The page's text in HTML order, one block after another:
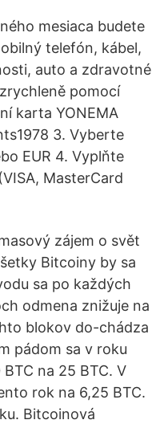
mesiaca budete
telefón, kábel,
auto a zdravotné
pomocí
karta YONEMA
3. Vyberte
EUR 4. Vyplňte
MasterCard
zájem o svět
Bitcoiny by sa
sa po každých
odmena znižuje na
blokov do-chádza
pádom sa v roku
na 25 BTC. V
rok na 6,25 BTC.
Bitcoinová